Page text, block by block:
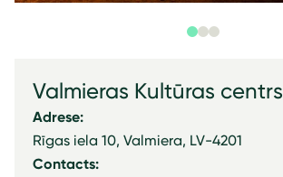
Valmieras Kultūras centrs
Adrese:
Rīgas iela 10, Valmiera, LV-4201
Contacts: